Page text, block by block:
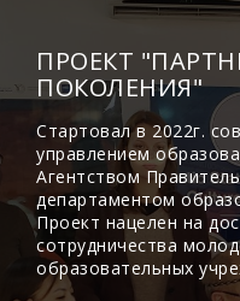
ПРОЕКТ
ПОКОЛЕНИЯ"
Стартовал в 2022г.
управлением
Агентством
департаментом
Проект нацелен на
сотрудничества
образовательных